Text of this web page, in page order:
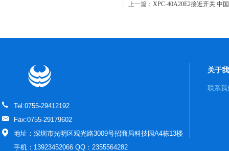
上一篇： XPC-40A20E2接近开关 中
Tel:0755-29412192
Fax:0755-29179602
地址：深圳市光明区观光路3009号招商局科技园A4栋13楼
手机：13923452066 QQ：2355564282
关于
联系我